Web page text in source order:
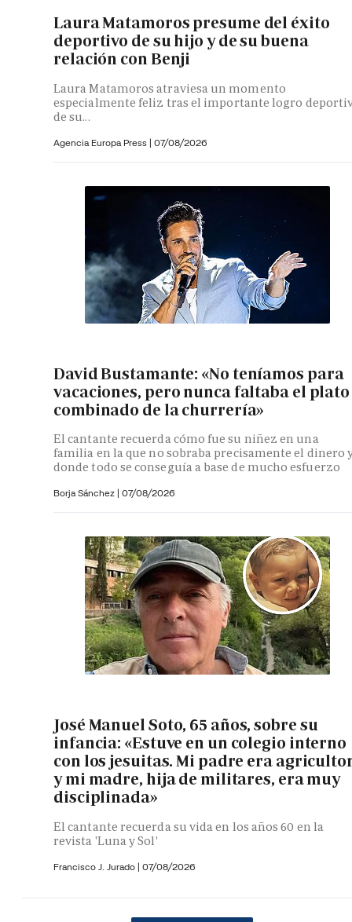
Laura Matamoros presume del éxito
deportivo de su hijo y de su buena
relación con Benji
Laura Matamoros atraviesa un momento
especialmente feliz tras el importante logro
de su...
Agencia Europa Press | 07/08/2026
David Bustamante: «No teníamos para
vacaciones, pero nunca faltaba el plato
combinado de la churrería»
El cantante recuerda cómo fue su niñez en una
familia en la que no sobraba precisamente el dinero
donde todo se conseguía a base de mucho esfuerzo
Borja Sánchez | 07/08/2026
José Manuel Soto, 65 años, sobre su
infancia: «Estuve en un colegio interno
con los jesuitas. Mi padre era
y mi madre, hija de militares, era muy
disciplinada»
El cantante recuerda su vida en los años 60 en la
revista 'Luna y Sol'
Francisco J. Jurado | 07/08/2026